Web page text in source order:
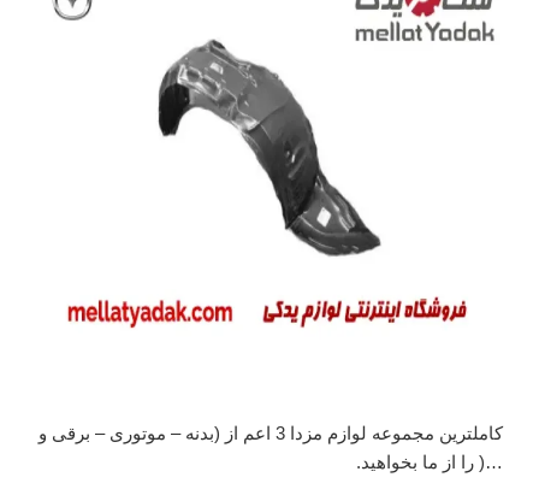
کاملترین مجموعه لوازم مزدا 3 اعم از (بدنه – موتوری – برقی و
…( را از ما بخواهید.